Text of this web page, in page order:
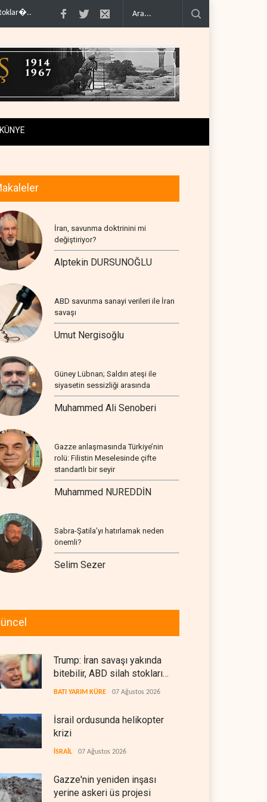
İsrail ordusunda helikopter krizi.. UNICEF: Gazze'de ateşkesten
KÜNYE
İran, savunma doktrinini mi
değiştiriyor?
Alptekin DURSUNOĞLU
ABD savunma sanayi verileri ile İran
savaşı
Umut Nergisoğlu
Güney Lübnan; Saldırı ateşi ile
siyasetin sessizliği arasında
Muhammed Ali Senoberi
Gazze anlaşmasında Türkiye’nin
rolü: Filistin Meselesinde çifte
standartlı bir seyir
Muhammed NUREDDİN
Sabra-Şatila’yı hatırlamak neden
önemli?
Selim Sezer
Trump: İran savaşı yakında
bitebilir, ABD silah stokları
zorlanıyor
BATI YARIM KÜRE 07 Ağustos 2026
İsrail ordusunda helikopter
krizi
İSRAİL 07 Ağustos 2026
Gazze'nin yeniden inşası
yerine askeri üs projesi